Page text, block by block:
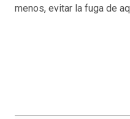
menos, evitar la fuga de